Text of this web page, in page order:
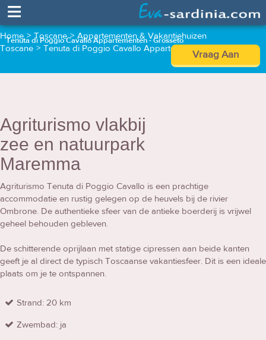
≡
Home > Toscane > Appartementen & Vakantiehuizen
Toscane > Tenuta di Poggio Cavallo Appartementen
Tenuta di Poggio Cavallo Appartementen - Grosseto
Vraag Aan
Agriturismo vlakbij
zee en natuurpark
Maremma
Agriturismo Tenuta di Poggio Cavallo is een prachtige
accommodatie en rustig gelegen op de heuvels bij de rivier
Ombrone. De authentieke sfeer van de antieke boerderij is vrijwel
geheel behouden gebleven.
De schitterende oprijlaan met statige cipressen aan beide kanten
geeft je al direct de typisch Toscaanse vakantiesfeer. Dit is een ideale
plaats om je te ontspannen.
Strand: 20 km
Zwembad: ja